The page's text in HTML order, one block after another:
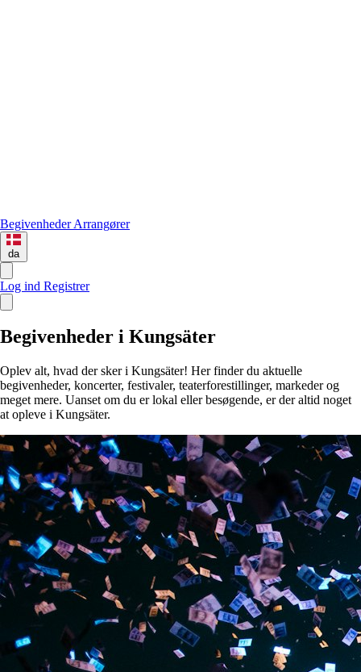
BegivenhederArrangører
da
Log ind Registrer
Begivenheder i Kungsäter
Oplev alt, hvad der sker i Kungsäter! Her finder du aktuelle
begivenheder, koncerter, festivaler, teaterforestillinger, markeder og
meget mere. Uanset om du er lokal eller besøgende, er der altid noget
at opleve i Kungsäter.